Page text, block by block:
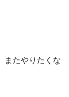
またやりたくな